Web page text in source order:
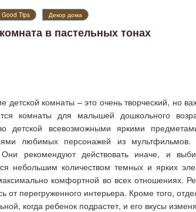
Good Tips Декор дома
в пастельных тонах
комнаты – это очень творческий, но
комнаты для малышей дошкольного
детской всевозможными яркими
любимых персонажей из
Они рекомендуют действовать иначе, и
небольшим количеством темных и ярких
комфортной во всех отношениях.
от перегруженного интерьера. Кроме того,
когда ребенок подрастет, и его вкусы